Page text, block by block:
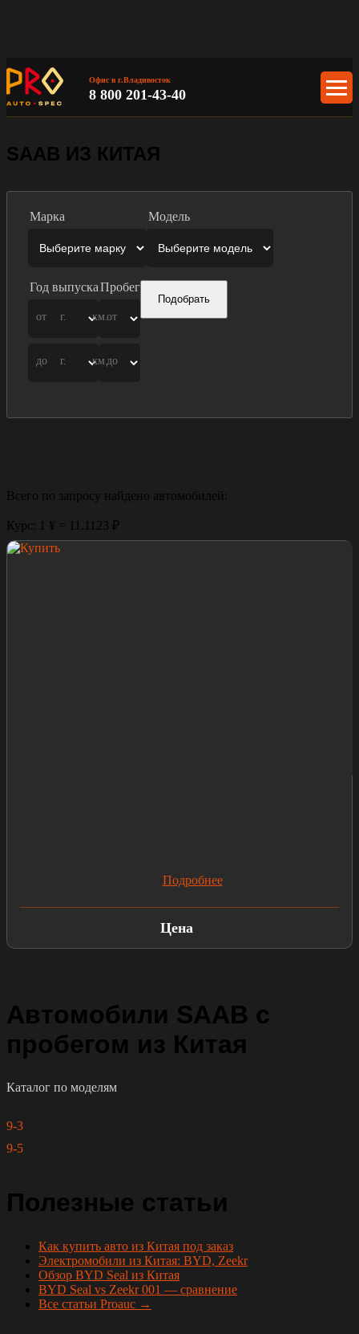
Офис в г.Владивосток
8 800 201-43-40
SAAB ИЗ КИТАЯ
Марка Модель
Год выпуска
от г.
до г.
Пробег
от
км.
до
км.
Подобрать
Всего по запросу найдено автомобилей:
Курс: 1 ¥ = 11.1123 ₽
Подробнее
Цена
Автомобили SAAB с
пробегом из Китая
Каталог по моделям
9-3
9-5
Полезные статьи
Как купить авто из Китая под заказ
Электромобили из Китая: BYD, Zeekr
Обзор BYD Seal из Китая
BYD Seal vs Zeekr 001 — сравнение
Все статьи Proauc →